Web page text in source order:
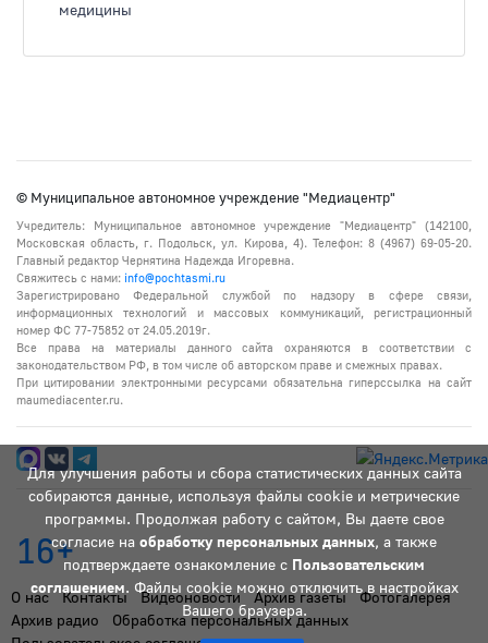
медицины
Для улучшения работы и сбора статистических данных сайта
собираются данные, используя файлы cookie и метрические
программы. Продолжая работу с сайтом, Вы даете свое
согласие на обработку персональных данных, а также
подтверждаете ознакомление с Пользовательским
соглашением. Файлы cookie можно отключить в настройках
Вашего браузера.
© Муниципальное автономное учреждение "Медиацентр"
Учредитель: Муниципальное автономное учреждение "Медиацентр" (142100,
Московская область, г. Подольск, ул. Кирова, 4). Телефон: 8 (4967) 69-05-20.
Главный редактор Чернятина Надежда Игоревна.
Свяжитесь с нами: info@pochtasmi.ru
Зарегистрировано Федеральной службой по надзору в сфере связи,
информационных технологий и массовых коммуникаций, регистрационный
номер ФС 77-75852 от 24.05.2019г.
Все права на материалы данного сайта охраняются в соответствии с
законодательством РФ, в том числе об авторском праве и смежных правах.
При цитировании электронными ресурсами обязательна гиперссылка на сайт
maumediacenter.ru.
16+
О нас Контакты Видеоновости Архив газеты
Фотогалерея
Архив радио
Обработка персональных данных